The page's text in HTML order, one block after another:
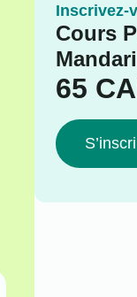
Inscrivez-
Cours
65